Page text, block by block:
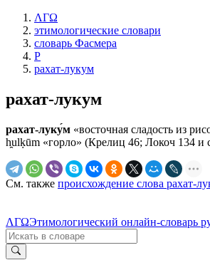
ΛΓΩ
этимологические словари
словарь Фасмера
Р
рахат-лукум
рахат-лукум
рахат-луку́м «восточная сладость из
h̯ulḳūm «горло» (Крелиц 46; Локоч 134
См. также происхождение слова рахат-
ΛΓΩЭтимологический онлайн-словарь